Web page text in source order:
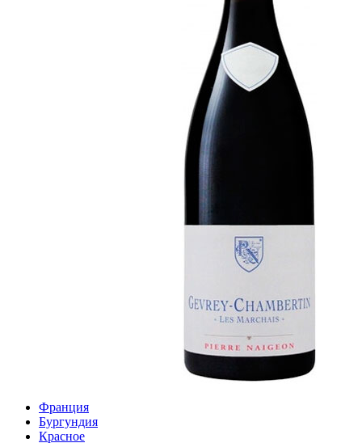
Франция
Бургундия
Красное